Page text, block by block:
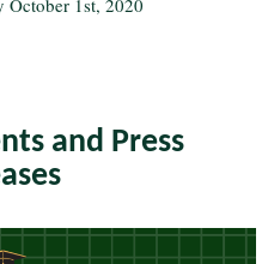
and Press